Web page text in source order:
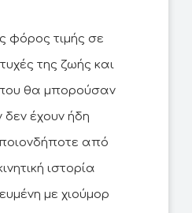
φόρος τιμής σε
της ζωής και
θα μπορούσαν
έχουν ήδη
από
ιστορία
με χιούμορ